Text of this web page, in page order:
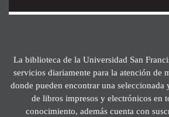
La biblioteca de la Universidad San
servicios diariamente para la atención de
donde pueden encontrar una seleccionada
de libros impresos y electrónicos en
conocimiento, además cuenta con